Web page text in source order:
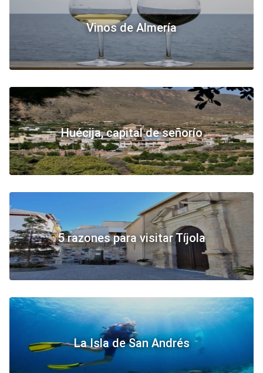
Vinos de Almería
Huécija, capital de señorío
5 razones para visitar Tíjola
La Isla de San Andrés